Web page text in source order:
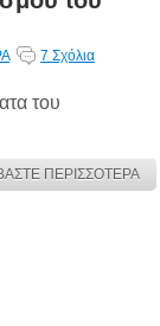
7 Σχόλια
του
ΠΕΡΙΣΣΟΤΕΡΑ